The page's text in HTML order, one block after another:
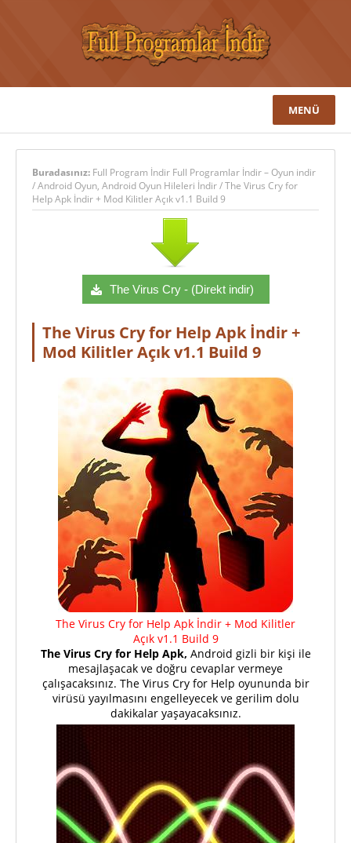
MENÜ
Buradasınız: Full Program İndir Full Programlar İndir – Oyun indir
/Android Oyun, Android Oyun Hileleri İndir/The Virus Cry for
Help Apk İndir + Mod Kilitler Açık v1.1 Build 9
The Virus Cry - (Direkt indir)
The Virus Cry for Help Apk İndir +
Mod Kilitler Açık v1.1 Build 9
The Virus Cry for Help Apk İndir + Mod Kilitler
Açık v1.1 Build 9
The Virus Cry for Help Apk, Android gizli bir kişi ile
mesajlaşacak ve doğru cevaplar vermeye
çalışacaksınız. The Virus Cry for Help oyununda bir
virüsü yayılmasını engelleyecek ve gerilim dolu
dakikalar yaşayacaksınız.